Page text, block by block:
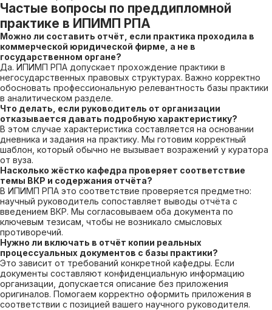
Частые вопросы по преддипломной
практике в ИПИМП РПА
Можно ли составить отчёт, если практика проходила в
коммерческой юридической фирме, а не в
государственном органе?
Да. ИПИМП РПА допускает прохождение практики в
негосударственных правовых структурах. Важно корректно
обосновать профессиональную релевантность базы практики
в аналитическом разделе.
Что делать, если руководитель от организации
отказывается давать подробную характеристику?
В этом случае характеристика составляется на основании
дневника и задания на практику. Мы готовим корректный
шаблон, который обычно не вызывает возражений у куратора
от вуза.
Насколько жёстко кафедра проверяет соответствие
темы ВКР и содержания отчёта?
В ИПИМП РПА это соответствие проверяется предметно:
научный руководитель сопоставляет выводы отчёта с
введением ВКР. Мы согласовываем оба документа по
ключевым тезисам, чтобы не возникало смысловых
противоречий.
Нужно ли включать в отчёт копии реальных
процессуальных документов с базы практики?
Это зависит от требований конкретной кафедры. Если
документы составляют конфиденциальную информацию
организации, допускается описание без приложения
оригиналов. Помогаем корректно оформить приложения в
соответствии с позицией вашего научного руководителя.